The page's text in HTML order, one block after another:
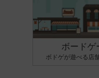
ボードゲ
ボドゲが遊べる店